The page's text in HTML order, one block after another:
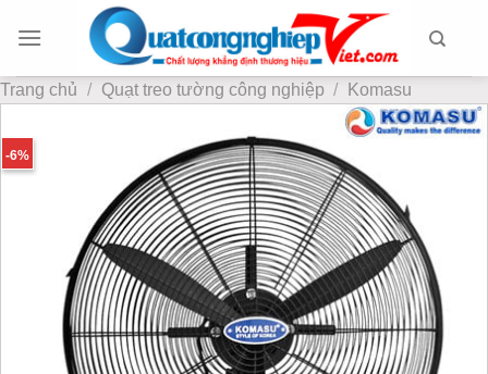
đến
dung
Trang chủ / Quạt treo tường công nghiệp / Komasu
-6%